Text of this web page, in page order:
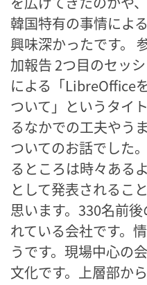
韓国特有の事情によ
興味深かったです。
加報告 2つ目のセッ
による「LibreOffice
ついて」というタイ
るなかでの工夫やう
ついてのお話でした
るところは時々ある
として発表されるこ
思います。330名前
れている会社です。
うです。現場中心の
文化です。上層部か